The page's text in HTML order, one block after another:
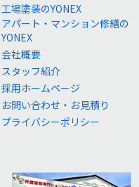
工場塗装のYONEX
アパート・マンション修繕の
YONEX
会社概要
スタッフ紹介
採用ホームページ
お問い合わせ・お見積り
プライバシーポリシー